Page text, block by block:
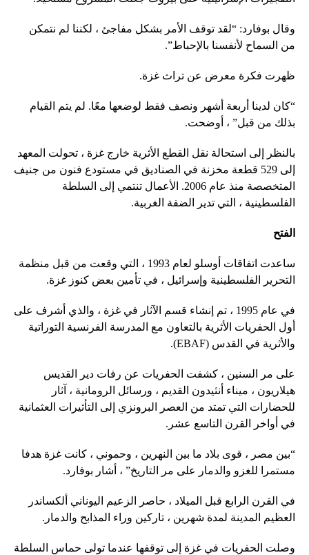
وقال بوفارد: “لقد توقف الأمر بشكل مفاجئ ، لكننا لم نتمكن
من السماح لأنفسنا بالإحباط”.
ظهرت فكرة معرض عن تراث غزة.
“كان لدينا أربعة أشهر ونصف فقط لوضعها معًا. لم يتم القيام
بذلك من قبل” ، أوضحت.
بالنظر إلى استحالة نقل القطع الأثرية خارج غزة ، تحولت المعهد
إلى 529 قطعة مخزنة في الصناديق في مستودع فنون من جنيف
المتخصصة منذ عام 2006. الأعمال تنتمي إلى السلطة
الفلسطينية ، التي تدير الضفة الغربية.
الفتح
ساعدت اتفاقات أوسلو لعام 1993 ، التي وقعت من قبل منظمة
التحرير الفلسطينية وإسرائيل ، في تأمين بعض كنوز غزة.
في عام 1995 ، تم إنشاء قسم الآثار في غزة ، والذي أشرف على
أول الحفريات الأثرية بالتعاون مع المدرسة الفرنسية التوراتية
والأثرية في القدس (EBAF).
على مر السنين ، كشفت الحفريات عن رفات دير القديس
هيلاريون ، ميناء أنثيدون القديم ، ورسائل الرومانية ، آثار
للحضارات التي تمتد من العصر البرونزي إلى التأثيرات العثمانية
في أواخر القرن التاسع عشر.
“بين مصر ، قوى بلاد ما بين النهرين ، وحموني ، كانت غزة هدفا
مستمرا للغزو والدمار على مر التاريخ” ، أشار بوفارد.
في القرن الرابع قبل الميلاد ، حاصر الزعيم اليوناني ألكساندر
العظيم المدينة لمدة شهرين ، تاركين وراء المذابح والدمار.
وصلت الحفريات في غزة إلى توقفها عندما تولى حماس السلطة